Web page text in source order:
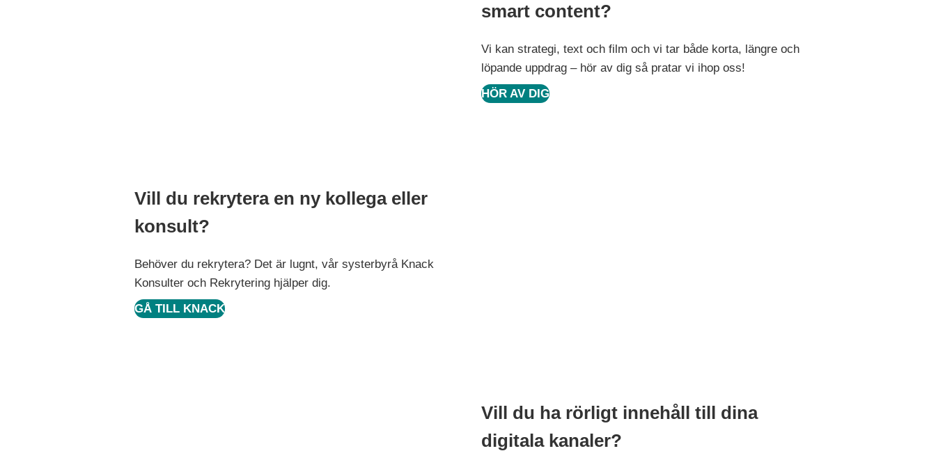
smart content?
Vi kan strategi, text och film och vi tar både korta, längre och
löpande uppdrag – hör av dig så pratar vi ihop oss!
HÖR AV DIG
Vill du rekrytera en ny kollega eller
konsult?
Behöver du rekrytera? Det är lugnt, vår systerbyrå Knack
Konsulter och Rekrytering hjälper dig.
GÅ TILL KNACK
Vill du ha rörligt innehåll till dina
digitala kanaler?